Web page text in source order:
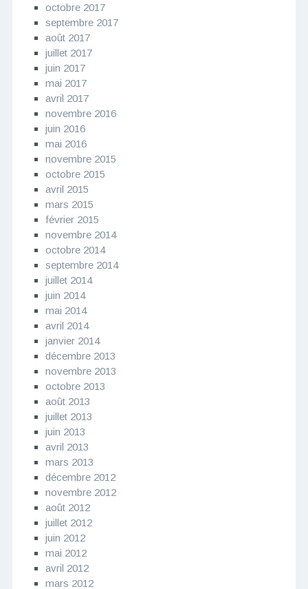
octobre 2017
septembre 2017
août 2017
juillet 2017
juin 2017
mai 2017
avril 2017
novembre 2016
juin 2016
mai 2016
novembre 2015
octobre 2015
avril 2015
mars 2015
février 2015
novembre 2014
octobre 2014
septembre 2014
juillet 2014
juin 2014
mai 2014
avril 2014
janvier 2014
décembre 2013
novembre 2013
octobre 2013
août 2013
juillet 2013
juin 2013
avril 2013
mars 2013
décembre 2012
novembre 2012
août 2012
juillet 2012
juin 2012
mai 2012
avril 2012
mars 2012